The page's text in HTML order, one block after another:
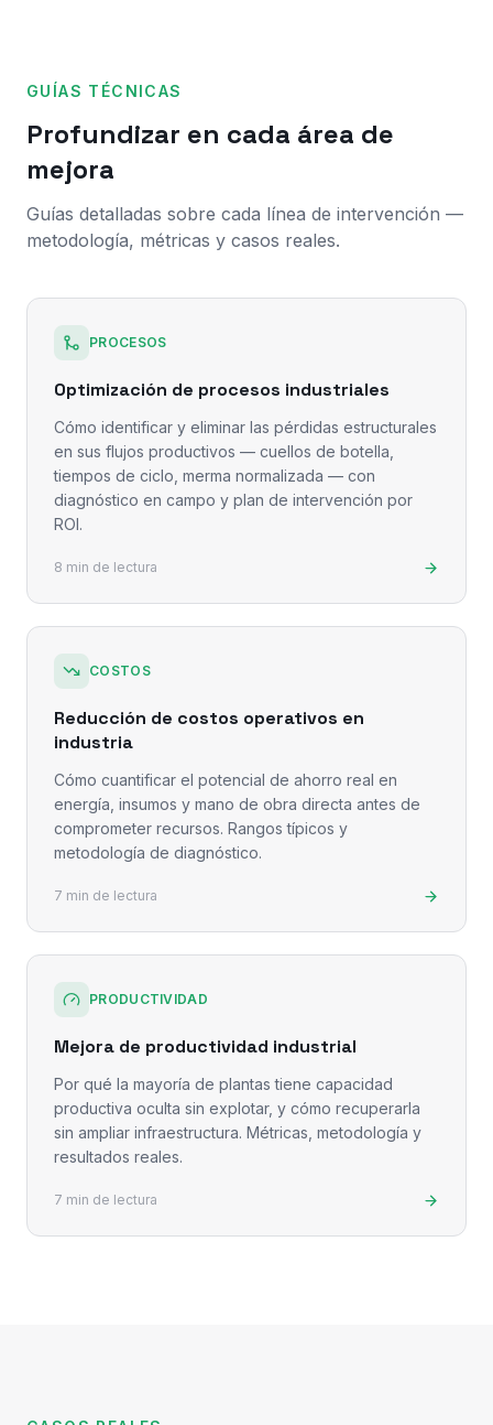
GUÍAS TÉCNICAS
Profundizar en cada área de
mejora
Guías detalladas sobre cada línea de intervención —
metodología, métricas y casos reales.
PROCESOS
Optimización de procesos industriales
Cómo identificar y eliminar las pérdidas estructurales
en sus flujos productivos — cuellos de botella,
tiempos de ciclo, merma normalizada — con
diagnóstico en campo y plan de intervención por
ROI.
8 min de lectura
COSTOS
Reducción de costos operativos en
industria
Cómo cuantificar el potencial de ahorro real en
energía, insumos y mano de obra directa antes de
comprometer recursos. Rangos típicos y
metodología de diagnóstico.
7 min de lectura
PRODUCTIVIDAD
Mejora de productividad industrial
Por qué la mayoría de plantas tiene capacidad
productiva oculta sin explotar, y cómo recuperarla
sin ampliar infraestructura. Métricas, metodología y
resultados reales.
7 min de lectura